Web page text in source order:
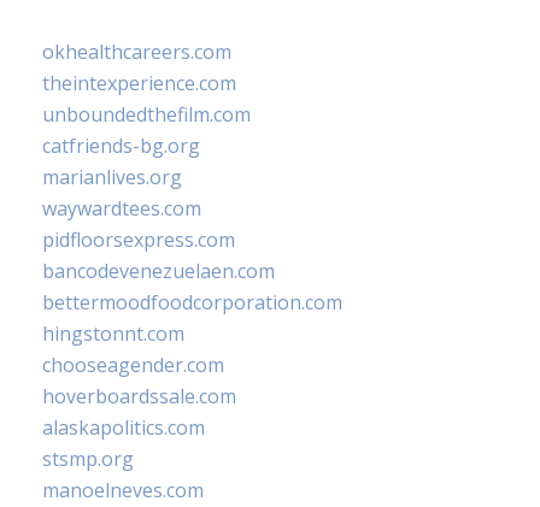
okhealthcareers.com
theintexperience.com
unboundedthefilm.com
catfriends-bg.org
marianlives.org
waywardtees.com
pidfloorsexpress.com
bancodevenezuelaen.com
bettermoodfoodcorporation.com
hingstonnt.com
chooseagender.com
hoverboardssale.com
alaskapolitics.com
stsmp.org
manoelneves.com